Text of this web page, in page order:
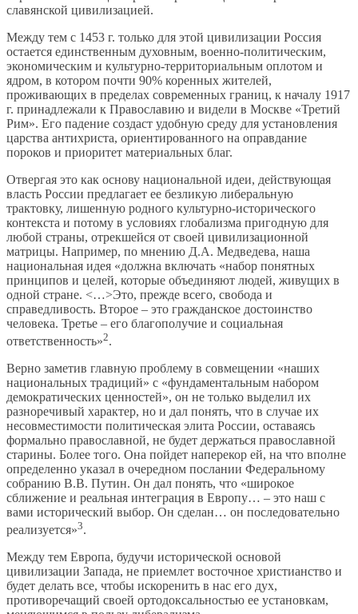
славянской цивилизацией.
Между тем с 1453 г. только для этой цивилизации Россия
остается единственным духовным, военно-политическим,
экономическим и культурно-территориальным оплотом и
ядром, в котором почти 90% коренных жителей,
проживающих в пределах современных границ, к началу 1917
г. принадлежали к Православию и видели в Москве «Третий
Рим». Его падение создаст удобную среду для установления
царства антихриста, ориентированного на оправдание
пороков и приоритет материальных благ.
Отвергая это как основу национальной идеи, действующая
власть России предлагает ее безликую либеральную
трактовку, лишенную родного культурно-исторического
контекста и потому в условиях глобализма пригодную для
любой страны, отрекшейся от своей цивилизационной
матрицы. Например, по мнению Д.А. Медведева, наша
национальная идея «должна включать «набор понятных
принципов и целей, которые объединяют людей, живущих в
одной стране. <…>Это, прежде всего, свобода и
справедливость. Второе – это гражданское достоинство
человека. Третье – его благополучие и социальная
ответственность»2.
Верно заметив главную проблему в совмещении «наших
национальных традиций» с «фундаментальным набором
демократических ценностей», он не только выделил их
разноречивый характер, но и дал понять, что в случае их
несовместимости политическая элита России, оставаясь
формально православной, не будет держаться православной
старины. Более того. Она пойдет наперекор ей, на что вполне
определенно указал в очередном послании Федеральному
собранию В.В. Путин. Он дал понять, что «широкое
сближение и реальная интеграция в Европу… – это наш с
вами исторический выбор. Он сделан… он последовательно
реализуется»3.
Между тем Европа, будучи исторической основой
цивилизации Запада, не приемлет восточное христианство и
будет делать все, чтобы искоренить в нас его дух,
противоречащий своей ортодоксальностью ее установкам,